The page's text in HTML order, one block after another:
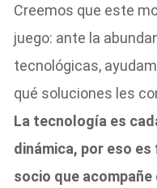
Creemos que este
juego: ante la
tecnológicas,
qué soluciones les
La tecnología es
dinámica, por eso
socio que acompañe